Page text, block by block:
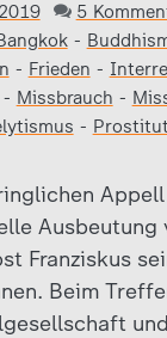
5
-
- Frieden -
- Missbrauch -
-
Ausbeutung
Franziskus
Beim
und